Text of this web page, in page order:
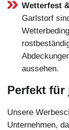
Wetterfest
Garlstorf
aussehen.
Perfekt für
Unsere
Unternehmen,